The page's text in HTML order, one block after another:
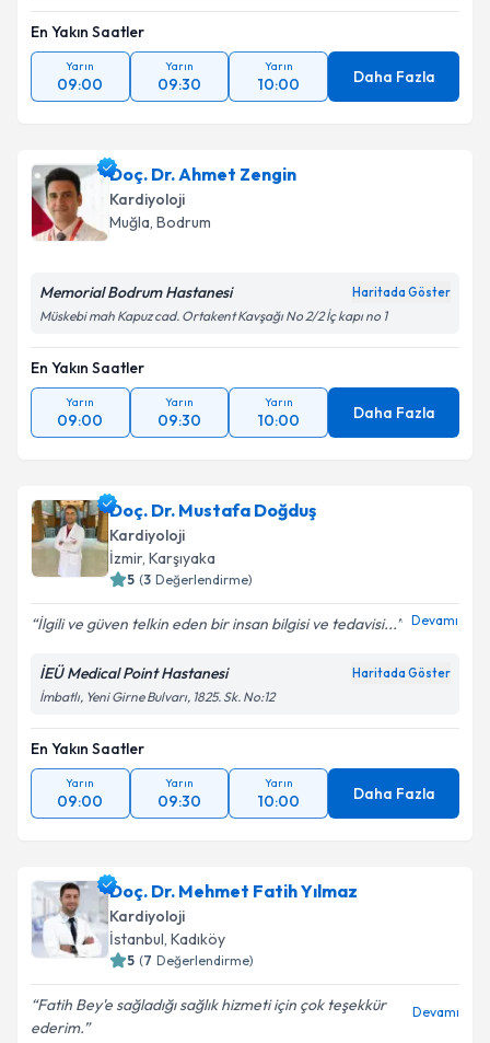
Takvim Talebini Gönder
En Yakın Saatler
Yarın
09:00
Yarın
09:30
Yarın
10:00 Daha Fazla
Doç. Dr. Ahmet Zengin
Kardiyoloji
Muğla, Bodrum
Memorial Bodrum Hastanesi Haritada Göster
Müskebi mah Kapuz cad. Ortakent Kavşağı No 2/2 İç kapı no 1
En Yakın Saatler
Yarın
09:00
Yarın
09:30
Yarın
10:00 Daha Fazla
Doç. Dr. Mustafa Doğduş
Kardiyoloji
İzmir, Karşıyaka
5 (3 Değerlendirme)
İlgili ve güven telkin eden bir insan bilgisi ve tedavisi... Devamı
İEÜ Medical Point Hastanesi Haritada Göster
İmbatlı, Yeni Girne Bulvarı, 1825. Sk. No:12
En Yakın Saatler
Yarın
09:00
Yarın
09:30
Yarın
10:00 Daha Fazla
Doç. Dr. Mehmet Fatih Yılmaz
Kardiyoloji
İstanbul, Kadıköy
5 (7 Değerlendirme)
Fatih Bey'e sağladığı sağlık hizmeti için çok teşekkür
ederim.
Devamı